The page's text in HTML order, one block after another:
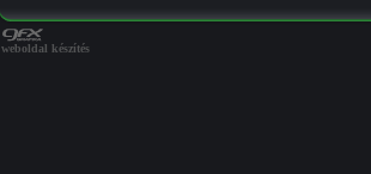
weboldal készítés